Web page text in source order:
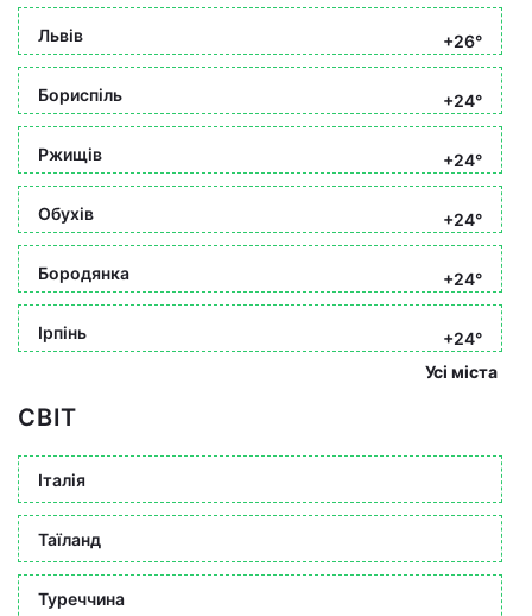
Львів +26°
Бориспіль +24°
Ржищів +24°
Обухів +24°
Бородянка +24°
Ірпінь
+24°
Усі міста
СВІТ
Італія
Таїланд
Туреччина